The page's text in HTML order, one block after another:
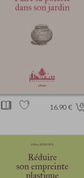
16.90 €